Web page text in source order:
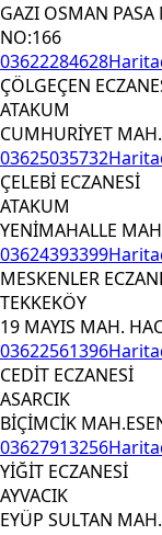
GAZI OSMAN
NO:166
03622284628
ÇÖLGEÇEN
ATAKUM
CUMHURİYET
03625035732
ÇELEBİ ECZANESİ
ATAKUM
YENİMAHALLE
03624393399
MESKENLER
TEKKEKÖY
19 MAYIS MAH.
03622561396
CEDİT ECZANESİ
ASARCIK
BİÇİMCİK
03627913256
YİĞİT ECZANESİ
AYVACIK
EYÜP SULTAN